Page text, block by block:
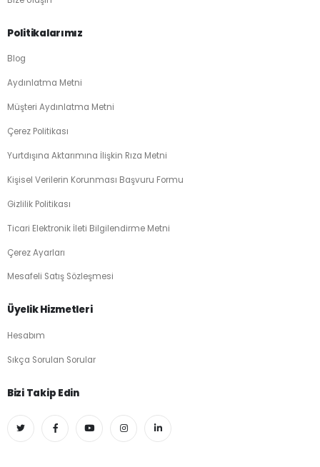
Politikalarımız
Blog
Aydınlatma Metni
Müşteri Aydınlatma Metni
Çerez Politikası
Yurtdışına Aktarımına İlişkin Rıza Metni
Kişisel Verilerin Korunması Başvuru Formu
Gizlilik Politikası
Ticari Elektronik İleti Bilgilendirme Metni
Çerez Ayarları
Mesafeli Satış Sözleşmesi
Üyelik Hizmetleri
Hesabım
Sıkça Sorulan Sorular
Bizi Takip Edin